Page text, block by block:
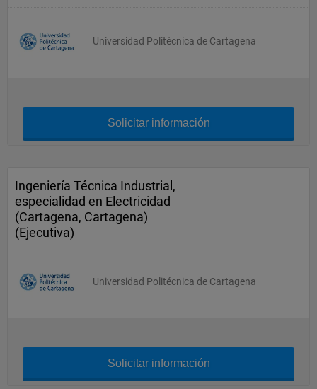
Universidad Politécnica de Cartagena
Solicitar información
Ingeniería Técnica Industrial,
especialidad en Electricidad
(Cartagena, Cartagena)
(Ejecutiva)
Universidad Politécnica de Cartagena
Solicitar información